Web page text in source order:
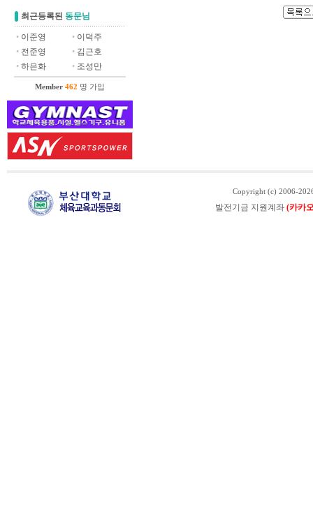
최근등록된 동문님
• 이준영 • 이덕주
• 전준영 • 김근호
• 하은화 • 조성만
Member 462 명 가입
Copyright (c) 2006-
발전기금 지원계좌 (카카